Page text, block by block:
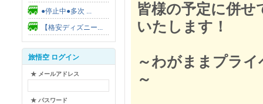
●停止中●多次 ...
【格安ディズニー...
旅悟空 ログイン
★ メールアドレス
★ パスワード
皆様の予定に併
いたします！
～わがままプラ
～